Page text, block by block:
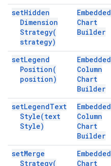
setHidden
Dimension
Strategy(
strategy)
Embedded
Chart
Builder
setLegend
Position(
position)
Embedded
Column
Chart
Builder
setLegendText
Style(text
Style)
Embedded
Column
Chart
Builder
setMerge
Strategy(
Embedded
Chart